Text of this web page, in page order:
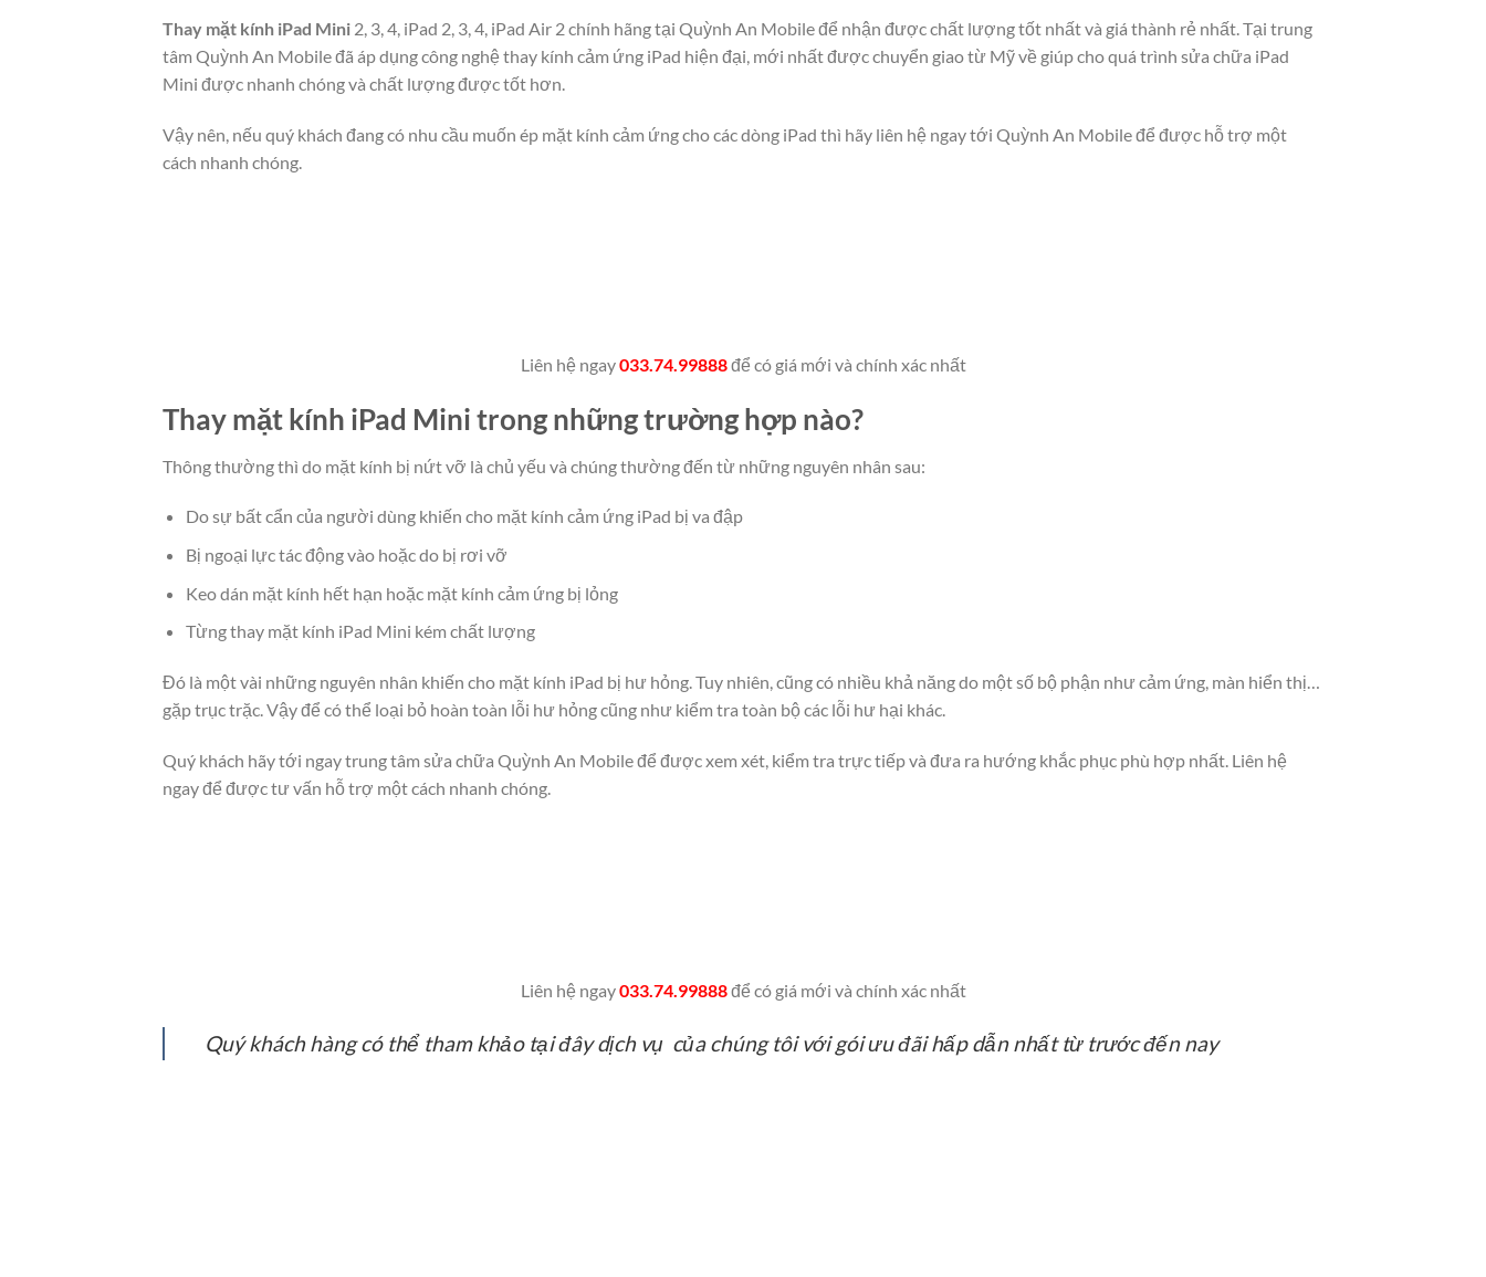
Thay mặt kính iPad Mini 2, 3, 4, iPad 2, 3, 4, iPad Air 2 chính hãng tại Quỳnh An Mobile để nhận được chất lượng tốt nhất và giá thành rẻ nhất. Tại trung
tâm Quỳnh An Mobile đã áp dụng công nghệ thay kính cảm ứng iPad hiện đại, mới nhất được chuyển giao từ Mỹ về giúp cho quá trình sửa chữa iPad
Mini được nhanh chóng và chất lượng được tốt hơn.
Vậy nên, nếu quý khách đang có nhu cầu muốn ép mặt kính cảm ứng cho các dòng iPad thì hãy liên hệ ngay tới Quỳnh An Mobile để được hỗ trợ một
cách nhanh chóng.
Liên hệ ngay033.74.99888để có giá mới và chính xác nhất
Thay mặt kính iPad Mini trong những trường hợp nào?
Thông thường thì do mặt kính bị nứt vỡ là chủ yếu và chúng thường đến từ những nguyên nhân sau:
Do sự bất cẩn của người dùng khiến cho mặt kính cảm ứng iPad bị va đập
Bị ngoại lực tác động vào hoặc do bị rơi vỡ
Keo dán mặt kính hết hạn hoặc mặt kính cảm ứng bị lỏng
Từng thay mặt kính iPad Mini kém chất lượng
Đó là một vài những nguyên nhân khiến cho mặt kính iPad bị hư hỏng. Tuy nhiên, cũng có nhiều khả năng do một số bộ phận như cảm ứng, màn hiển thị…
gặp trục trặc. Vậy để có thể loại bỏ hoàn toàn lỗi hư hỏng cũng như kiểm tra toàn bộ các lỗi hư hại khác.
Quý khách hãy tới ngay trung tâm sửa chữa Quỳnh An Mobile để được xem xét, kiểm tra trực tiếp và đưa ra hướng khắc phục phù hợp nhất. Liên hệ
ngay để được tư vấn hỗ trợ một cách nhanh chóng.
Liên hệ ngay033.74.99888để có giá mới và chính xác nhất
Quý khách hàng có thể tham khảo tại đây dịch vụ của chúng tôi với gói ưu đãi hấp dẫn nhất từ trước đến nay